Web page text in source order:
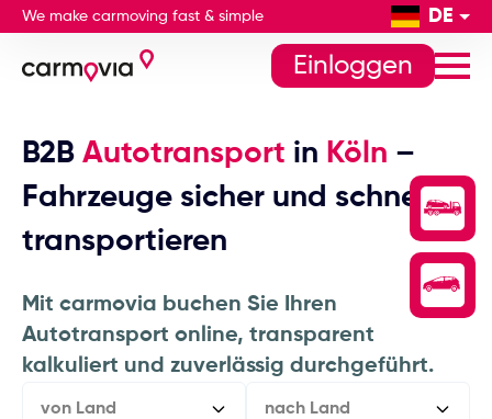
We make carmoving fast & simple DE
Einloggen
B2B Autotransport in Köln –
Fahrzeuge sicher und schnell
transportieren
Mit carmovia buchen Sie Ihren
Autotransport online, transparent
kalkuliert und zuverlässig durchgeführt.
von Land nach Land